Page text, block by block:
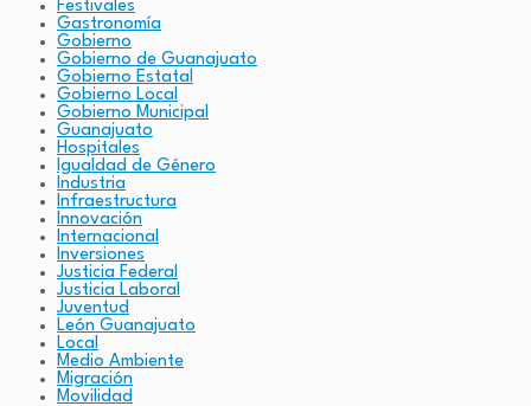
Festivales
Gastronomía
Gobierno
Gobierno de Guanajuato
Gobierno Estatal
Gobierno Local
Gobierno Municipal
Guanajuato
Hospitales
Igualdad de Género
Industria
Infraestructura
Innovación
Internacional
Inversiones
Justicia Federal
Justicia Laboral
Juventud
León Guanajuato
Local
Medio Ambiente
Migración
Movilidad